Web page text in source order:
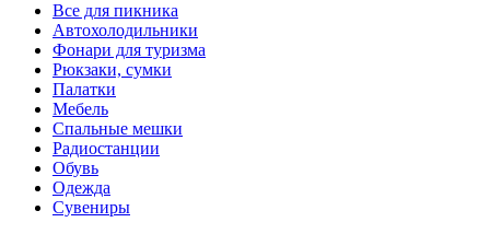
Все для пикника
Автохолодильники
Фонари для туризма
Рюкзаки, сумки
Палатки
Мебель
Спальные мешки
Радиостанции
Обувь
Одежда
Сувениры